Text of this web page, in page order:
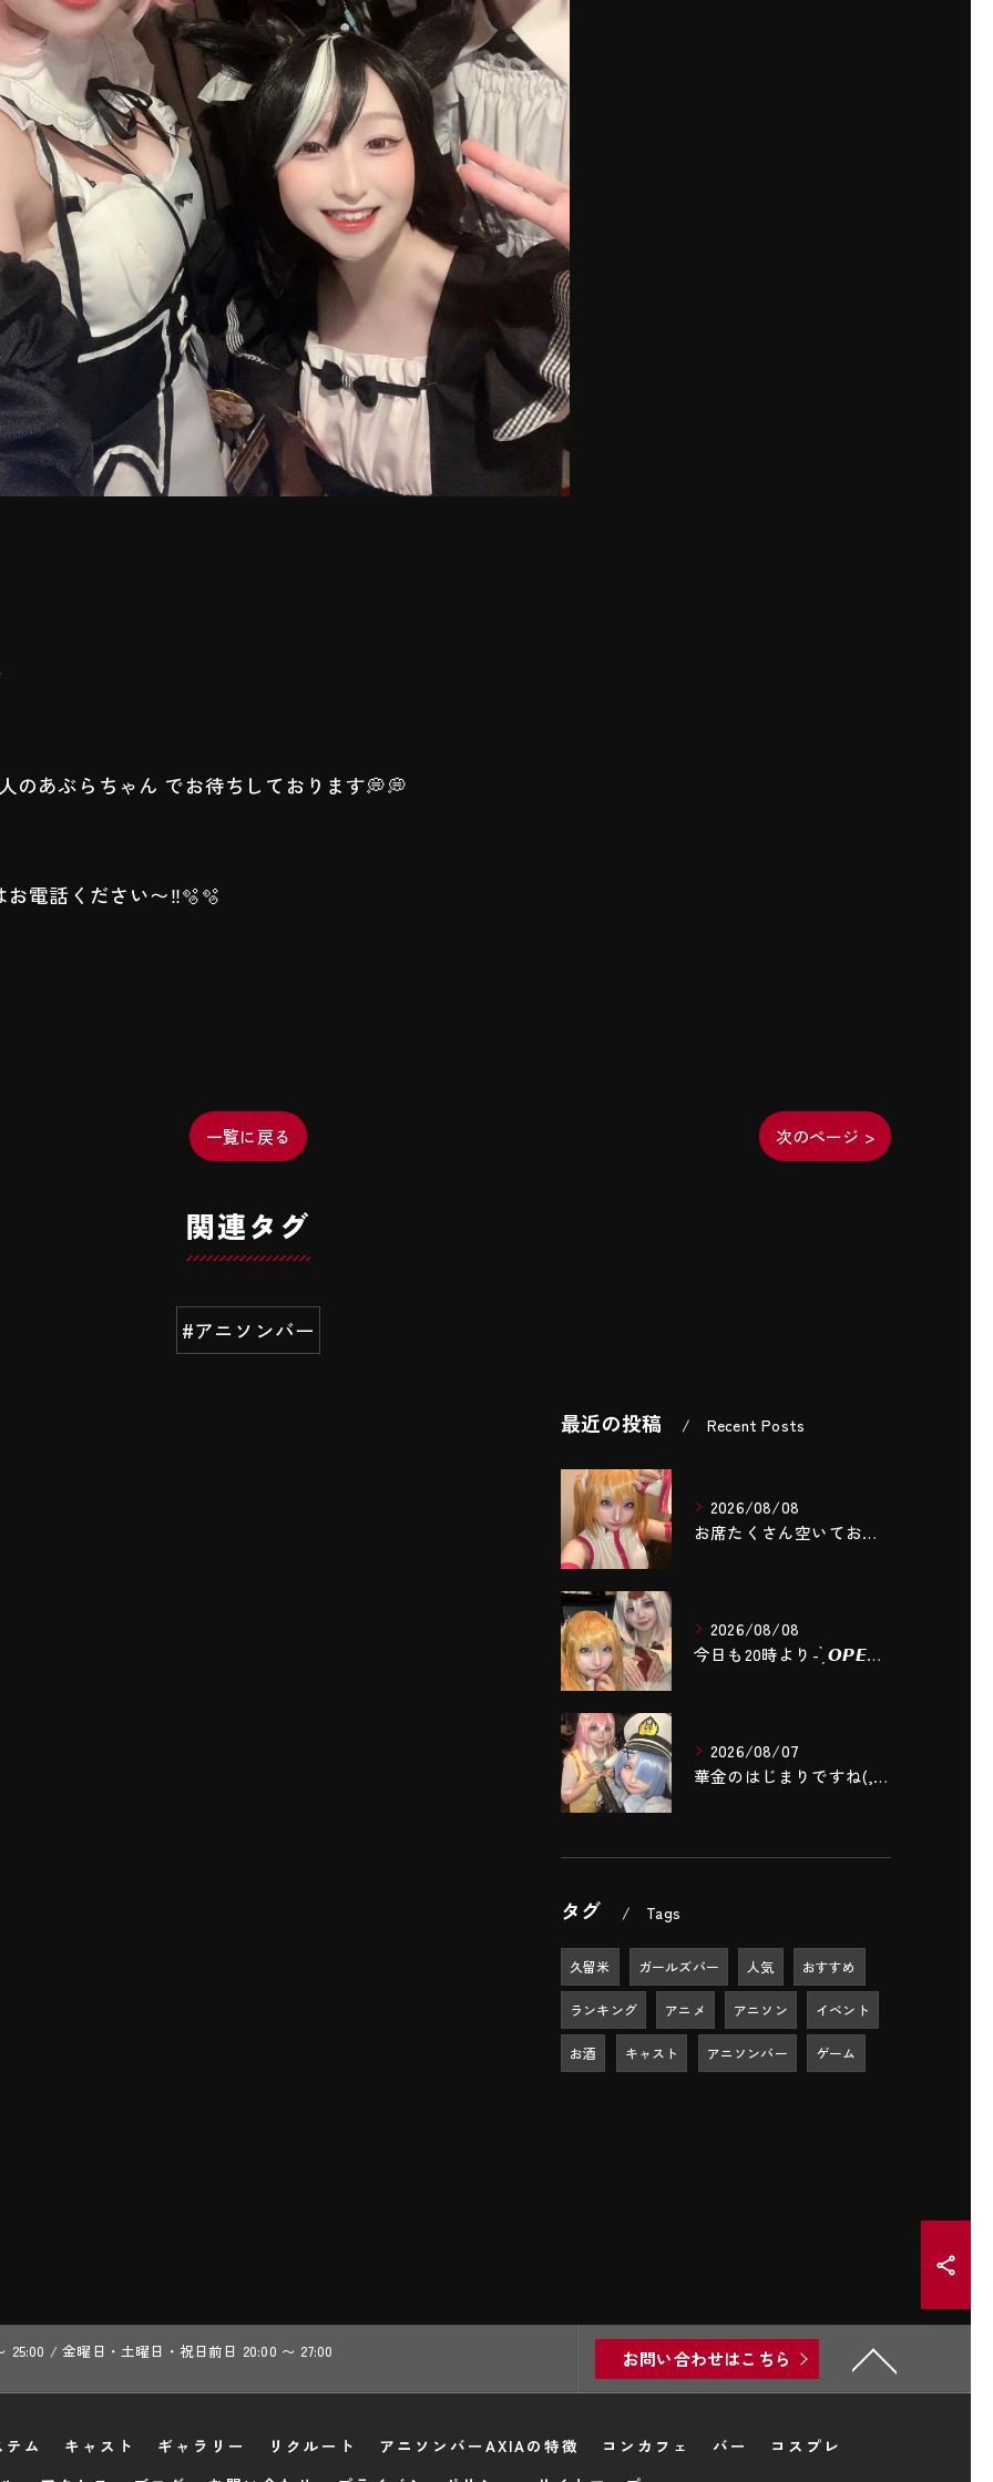
のあぶらちゃん でお待ちしております💭💭
電話ください〜‼️🫧🫧
一覧に戻る 次のページ >
関連タグ
#アニソンバー
最近の投稿 Recent Posts
2026/08/08
お席たくさん空いております‼️
2026/08/08
今日も20時より- ̗̀ 𝙊𝙋𝙀𝙉 .ᐟ.ᐟ ̖́-❣️
2026/08/07
華金のはじまりですね(,,- -,,)❤️‍🔥❤️‍🔥❤️‍...
タグ Tags
久留米 ガールズバー 人気 おすすめ
ランキング アニメ アニソン イベント
お酒 キャスト アニソンバー ゲーム
25:00 / 金曜日・土曜日・祝日前日 20:00 〜 27:00 お問い合わせはこちら
ム キャスト ギャラリー リクルート アニソンバーAXIAの特徴 コンカフェ バー
コスプレ